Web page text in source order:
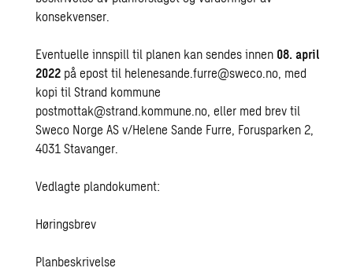
konsekvenser.
Eventuelle innspill til planen kan sendes innen 08. april
2022 på epost til helenesande.furre@sweco.no, med
kopi til Strand kommune
postmottak@strand.kommune.no, eller med brev til
Sweco Norge AS v/Helene Sande Furre, Forusparken 2,
4031 Stavanger.
Vedlagte plandokument:
Høringsbrev
Planbeskrivelse